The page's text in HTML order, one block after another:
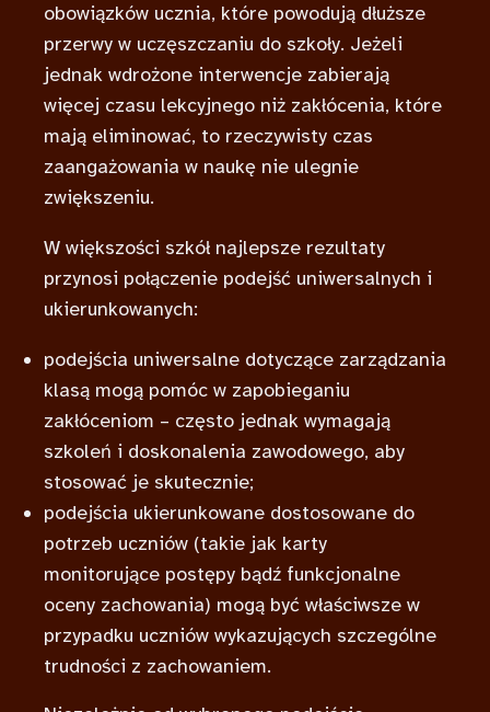
obowiązków ucznia, które powodują dłuższe
przerwy w uczęszczaniu do szkoły. Jeżeli
jednak wdrożone interwencje zabierają
więcej czasu lekcyjnego niż zakłócenia, które
mają eliminować, to rzeczywisty czas
zaangażowania w naukę nie ulegnie
zwiększeniu.
W większości szkół najlepsze rezultaty
przynosi połączenie podejść uniwersalnych i
ukierunkowanych:
podejścia uniwersalne dotyczące zarządzania
klasą mogą pomóc w zapobieganiu
zakłóceniom – często jednak wymagają
szkoleń i doskonalenia zawodowego, aby
stosować je skutecznie;
podejścia ukierunkowane dostosowane do
potrzeb uczniów (takie jak karty
monitorujące postępy bądź funkcjonalne
oceny zachowania) mogą być właściwsze w
przypadku uczniów wykazujących szczególne
trudności z zachowaniem.